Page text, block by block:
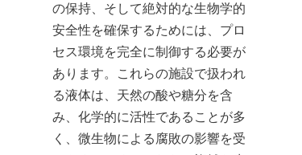
の保持、そして絶対的な生物学的
安全性を確保するためには、プロ
セス環境を完全に制御する必要が
あります。これらの施設で扱われ
る液体は、天然の酸や糖分を含
み、化学的に活性であることが多
く、微生物による腐敗の影響を受